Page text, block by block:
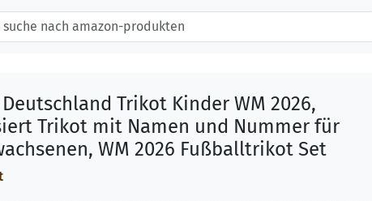
Trikot Kinder WM 2026,
Trikot mit Namen und Nummer für
WM 2026 Fußballtrikot Set